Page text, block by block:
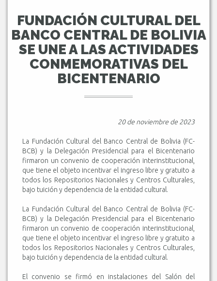
FUNDACIÓN CULTURAL DEL
BANCO CENTRAL DE BOLIVIA
SE UNE A LAS ACTIVIDADES
CONMEMORATIVAS DEL
BICENTENARIO
20 de noviembre de 2023
La Fundación Cultural del Banco Central de Bolivia (FC-
BCB) y la Delegación Presidencial para el Bicentenario
firmaron un convenio de cooperación interinstitucional,
que tiene el objeto incentivar el ingreso libre y gratuito a
todos los Repositorios Nacionales y Centros Culturales,
bajo tuición y dependencia de la entidad cultural.
La Fundación Cultural del Banco Central de Bolivia (FC-
BCB) y la Delegación Presidencial para el Bicentenario
firmaron un convenio de cooperación interinstitucional,
que tiene el objeto incentivar el ingreso libre y gratuito a
todos los Repositorios Nacionales y Centros Culturales,
bajo tuición y dependencia de la entidad cultural.
El convenio se firmó en instalaciones del Salón del